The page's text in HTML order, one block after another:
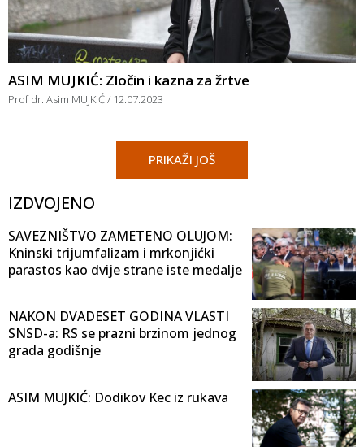
ASIM MUJKIĆ: Zločin i kazna za žrtve
Prof dr. Asim MUJKIĆ 12.07.2023
PRIKAŽI JOŠ
IZDVOJENO
SAVEZNIŠTVO ZAMETENO OLUJOM:
Kninski trijumfalizam i mrkonjićki
parastos kao dvije strane iste medalje
NAKON DVADESET GODINA VLASTI
SNSD-a: RS se prazni brzinom jednog
grada godišnje
ASIM MUJKIĆ: Dodikov Kec iz rukava